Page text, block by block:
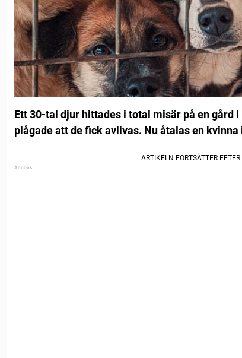
Ett 30-tal djur hittades i total misär på en gård
plågade att de fick avlivas. Nu åtalas en